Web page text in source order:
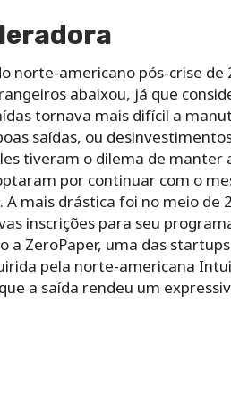
norte-americano pós-crise de
abaixou, já que
tornava mais difícil a
saídas, ou
tiveram o dilema de
por continuar com o
mais drástica foi no meio
inscrições para seu
a ZeroPaper, uma das
pela norte-americana
a saída rendeu um